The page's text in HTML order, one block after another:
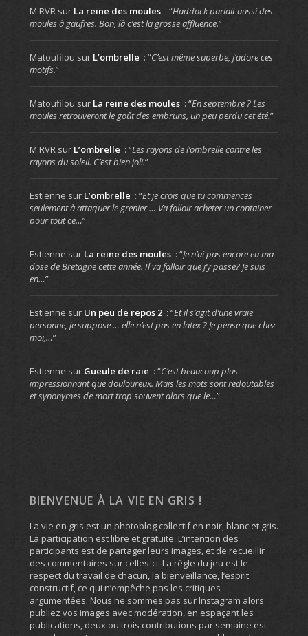
M.RVR sur La reine des moules : “Haddock parlait aussi des
moules à gaufres. Bon, là c’est la grosse affluence.”
Matoufilou sur L’ombrelle : “C’est même superbe, j’adore ces
motifs.”
Matoufilou sur La reine des moules : “En septembre ? Les
moules retrouveront le goût des embruns, un peu perdu cet été.”
M.RVR sur L’ombrelle : “Les rayons de l’ombrelle contre les
rayons du soleil. C’est bien joli.”
Estienne sur L’ombrelle : “Et je crois que tu commences
seulement à attaquer le grenier … Va falloir acheter un container
pour tout ce…”
Estienne sur La reine des moules : “Je n’ai pas encore eu ma
dose de Bretagne cette année. Il va falloir que j’y passe? Je suis
en…”
Estienne sur Un peu de repos 2 : “Et il s’agit d’une vraie
personne, je suppose … elle n’est pas en latex ? Je pense que chez
moi,…”
Estienne sur Gueule de raie : “C’est beaucoup plus
impressionnant que douloureux. Mais les mots sont redoutables
et synonymes de mort trop souvent alors que le…”
BIENVENUE À LA VIE EN GRIS !
La vie en gris est un photoblog collectif en noir, blanc et gris.
La participation est libre et gratuite. L’intention des
participants est de partager leurs images, et de recueillir
des commentaires sur celles-ci. La règle du jeu est le
respect du travail de chacun, la bienveillance, l’esprit
constructif, ce qui n’empêche pas les critiques
argumentées. Nous ne sommes pas sur Instagram alors
publiez vos images avec modération, en espaçant les
publications, deux ou trois contributions par semaine est